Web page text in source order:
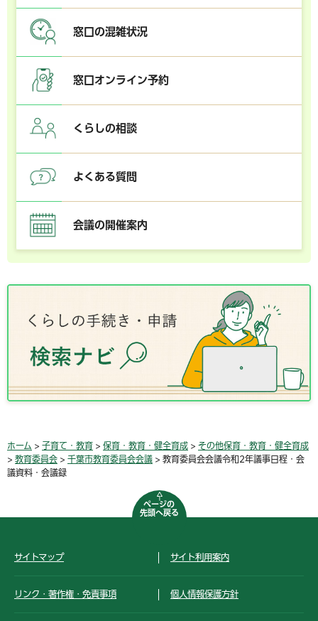
窓口の混雑状況
窓口オンライン予約
くらしの相談
よくある質問
会議の開催案内
ホーム > 子育て・教育 > 保育・教育・健全育成 > その他保育・教育・健全育成
> 教育委員会 > 千葉市教育委員会会議 > 教育委員会会議令和2年議事日程・会
議資料・会議録
ページの
先頭へ戻る
サイトマップ サイト利用案内
リンク・著作権・免責事項 個人情報保護方針